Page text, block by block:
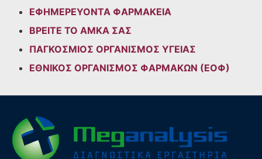
ΕΦΗΜΕΡΕΥΟΝΤΑ ΦΑΡΜΑΚΕΙΑ
ΒΡΕΙΤΕ ΤΟ ΑΜΚΑ ΣΑΣ
ΠΑΓΚΟΣΜΙΟΣ ΟΡΓΑΝΙΣΜΟΣ ΥΓΕΙΑΣ
ΕΘΝΙΚΟΣ ΟΡΓΑΝΙΣΜΟΣ ΦΑΡΜΑΚΩΝ (ΕΟΦ)